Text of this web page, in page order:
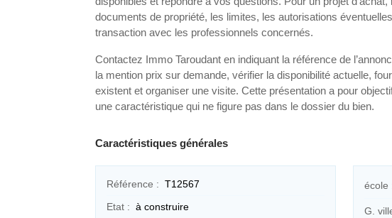
documents de propriété, les limites, les autorisations
transaction avec les professionnels concernés.
Contactez Immo Taroudant en indiquant la référence de
la mention prix sur demande, vérifier la disponibilité actuelle,
existent et organiser une visite. Cette présentation a pour
une caractéristique qui ne figure pas dans le dossier du bien.
Caractéristiques générales
Référence : T12567
Etat : à construire
école
G.